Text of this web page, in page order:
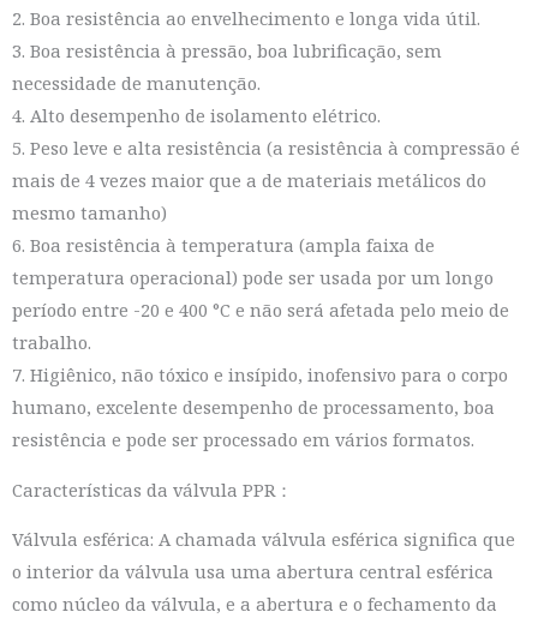
2. Boa resistência ao envelhecimento e longa vida útil.
3. Boa resistência à pressão, boa lubrificação, sem
necessidade de manutenção.
4. Alto desempenho de isolamento elétrico.
5. Peso leve e alta resistência (a resistência à compressão é
mais de 4 vezes maior que a de materiais metálicos do
mesmo tamanho)
6. Boa resistência à temperatura (ampla faixa de
temperatura operacional) pode ser usada por um longo
período entre -20 e 400 °C e não será afetada pelo meio de
trabalho.
7. Higiênico, não tóxico e insípido, inofensivo para o corpo
humano, excelente desempenho de processamento, boa
resistência e pode ser processado em vários formatos.
Características da válvula PPR：
Válvula esférica: A chamada válvula esférica significa que
o interior da válvula usa uma abertura central esférica
como núcleo da válvula, e a abertura e o fechamento da